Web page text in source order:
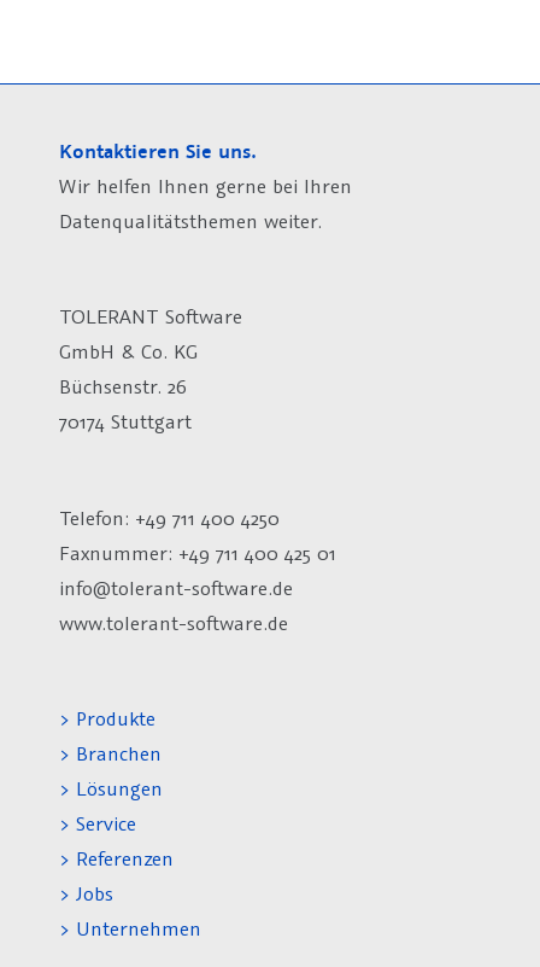
Kontaktieren Sie uns.
Wir helfen Ihnen gerne bei Ihren
Datenqualitätsthemen weiter.
TOLERANT Software
GmbH & Co. KG
Büchsenstr. 26
70174 Stuttgart
Telefon: +49 711 400 4250
Faxnummer: +49 711 400 425 01
info@tolerant-software.de
www.tolerant-software.de
> Produkte
> Branchen
> Lösungen
> Service
> Referenzen
> Jobs
> Unternehmen